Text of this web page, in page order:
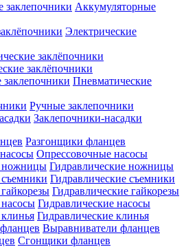
Аккумуляторные
Электрические
заклёпочники
Пневматические
Ручные заклепочники
Заклепочники-насадки
Разгонщики фланцев
Опрессовочные насосы
Гидравлические ножницы
Гидравлические съемники
Гидравлические гайкорезы
Гидравлические насосы
Гидравлические клинья
Выравниватели фланцев
Сгонщики фланцев